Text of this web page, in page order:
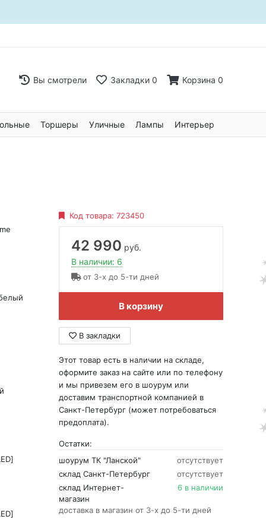
Вы смотрели Закладки 0 Корзина 0
Торшеры Уличные Лампы Интерьер
Код товара: 723450
42 990 руб.
В наличии: 6
от 3-х до 5-ти дней
В корзину
В закладки
Этот товар есть в наличии на складе,
оформите заказ на сайте или по телефону
и мы привезем его в шоурум или
доставим транспортной компанией в
Санкт-Петербург (может потребоваться
предоплата).
Остатки:
шоурум ТК "Ланской"
отсутствует
склад Санкт-Петербург
отсутствует
склад Интернет-
магазин
6 в наличии
доставка в магазин от 3-х до 5-ти дней